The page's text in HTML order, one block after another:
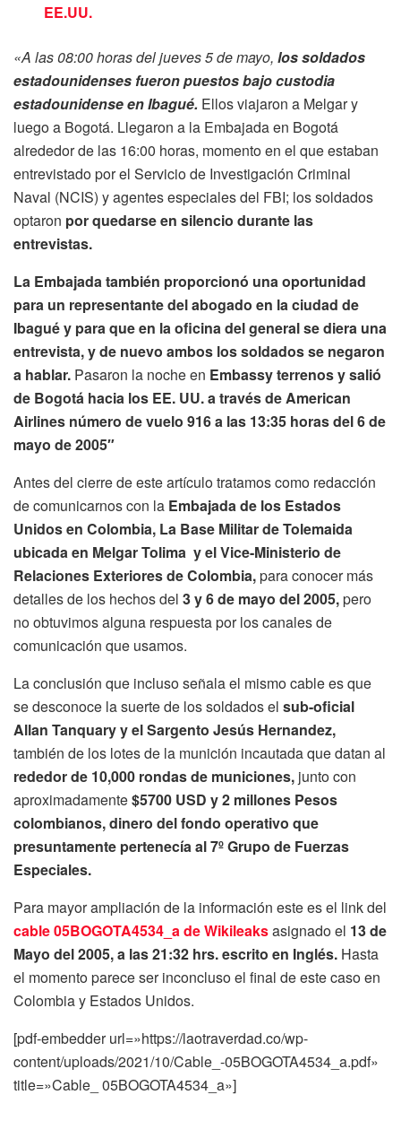
EE.UU.
«A las 08:00 horas del jueves 5 de mayo, los soldados
estadounidenses fueron puestos bajo custodia
estadounidense en Ibagué. Ellos viajaron a Melgar y
luego a Bogotá. Llegaron a la Embajada en Bogotá
alrededor de las 16:00 horas, momento en el que estaban
entrevistado por el Servicio de Investigación Criminal
Naval (NCIS) y agentes especiales del FBI; los soldados
optaron por quedarse en silencio durante las
entrevistas.
La Embajada también proporcionó una oportunidad
para un representante del abogado en la ciudad de
Ibagué y para que en la oficina del general se diera una
entrevista, y de nuevo ambos los soldados se negaron
a hablar. Pasaron la noche en Embassy terrenos y salió
de Bogotá hacia los EE. UU. a través de American
Airlines número de vuelo 916 a las 13:35 horas del 6 de
mayo de 2005″
Antes del cierre de este artículo tratamos como redacción
de comunicarnos con la Embajada de los Estados
Unidos en Colombia, La Base Militar de Tolemaida
ubicada en Melgar Tolima y el Vice-Ministerio de
Relaciones Exteriores de Colombia,para conocer más
detalles de los hechos del 3 y 6 de mayo del 2005,pero
no obtuvimos alguna respuesta por los canales de
comunicación que usamos.
La conclusión que incluso señala el mismo cable es que
se desconoce la suerte de los soldados el sub-oficial
Allan Tanquary y el Sargento Jesús Hernandez,
también de los lotes de la munición incautada que datan al
rededor de 10,000 rondas de municiones, junto con
aproximadamente$5700 USD y 2 millones Pesos
colombianos, dinero del fondo operativo que
presuntamente pertenecía al 7º Grupo de Fuerzas
Especiales.
Para mayor ampliación de la información este es el link del
cable 05BOGOTA4534_a de Wikileaksasignado el 13 de
Mayo del 2005, a las 21:32 hrs. escrito en Inglés. Hasta
el momento parece ser inconcluso el final de este caso en
Colombia y Estados Unidos.
[pdf-embedder url=»https://laotraverdad.co/wp-
content/uploads/2021/10/Cable_-05BOGOTA4534_a.pdf»
title=»Cable_ 05BOGOTA4534_a»]